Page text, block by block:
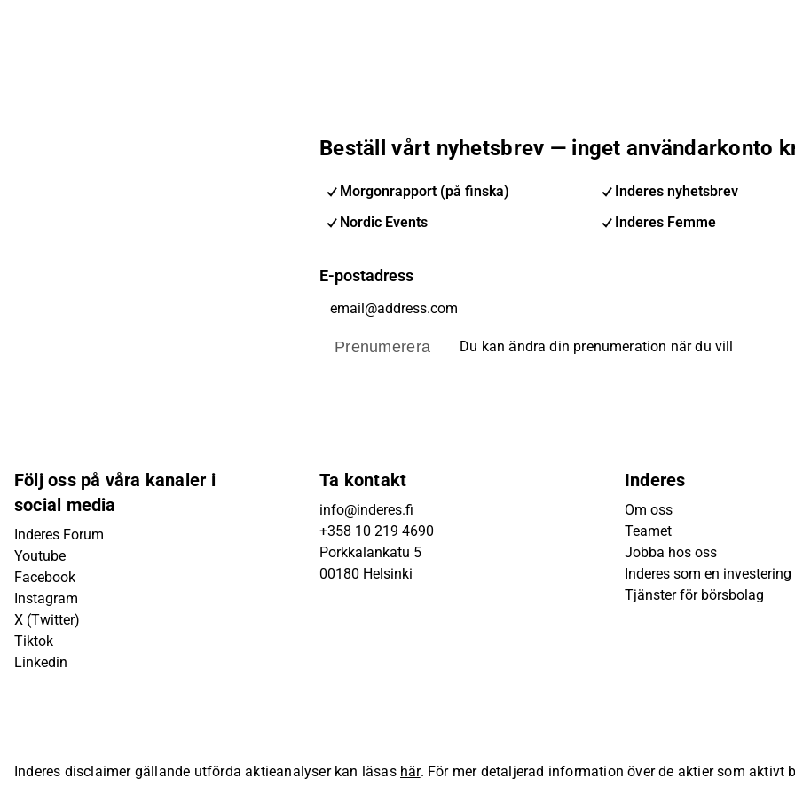
Beställ vårt nyhetsbrev — inget användarkonto
Morgonrapport (på finska)
Inderes nyhetsbrev
Nordic Events
Inderes Femme
E-postadress
Prenumerera Du kan ändra din prenumeration när du vill
Följ oss på våra kanaler i
social media
Inderes Forum
Youtube
Facebook
Instagram
X (Twitter)
Tiktok
Linkedin
Ta kontakt
info@inderes.fi
+358 10 219 4690
Porkkalankatu 5
00180 Helsinki
Inderes
Om oss
Teamet
Jobba hos oss
Inderes som en investering
Tjänster för börsbolag
Inderes disclaimer gällande utförda aktieanalyser kan läsas här. För mer detaljerad information över de aktier som aktivt